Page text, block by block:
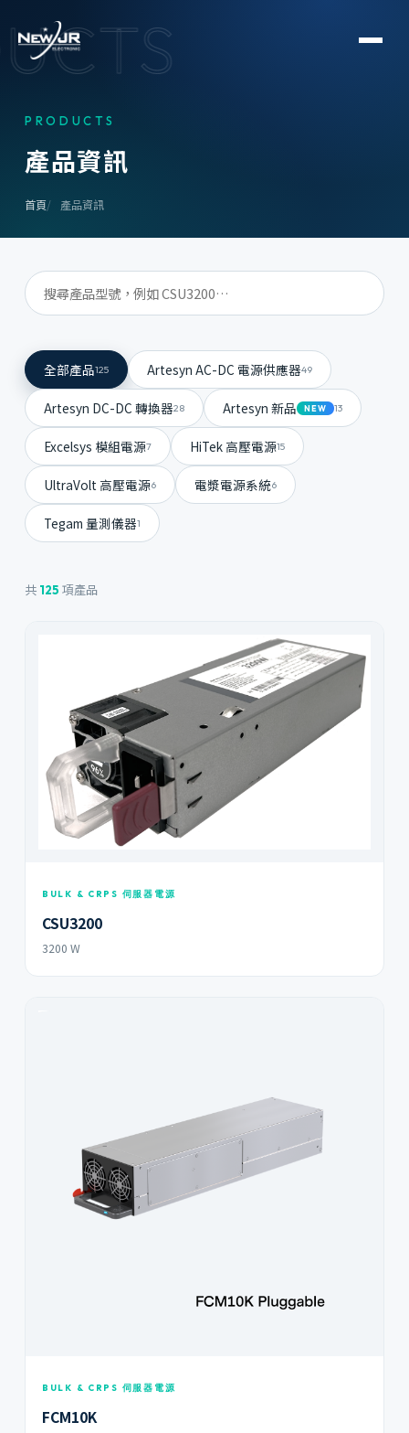
PRODUCTS
產品資訊
首頁 產品資訊
全部產品125 Artesyn AC-DC 電源供應器49
Artesyn DC-DC 轉換器28 Artesyn 新品 NEW 13
Excelsys 模組電源7 HiTek 高壓電源15
UltraVolt 高壓電源6 電漿電源系統6
Tegam 量測儀器1
共 125 項產品
BULK & CRPS 伺服器電源
CSU3200
3200 W
BULK & CRPS 伺服器電源
FCM10K